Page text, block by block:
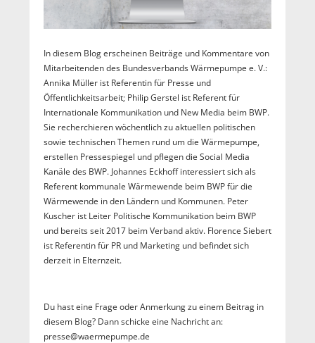
In diesem Blog erscheinen Beiträge und Kommentare von
Mitarbeitenden des Bundesverbands Wärmepumpe e. V.:
Annika Müller ist Referentin für Presse und
Öffentlichkeitsarbeit; Philip Gerstel ist Referent für
Internationale Kommunikation und New Media beim BWP.
Sie recherchieren wöchentlich zu aktuellen politischen
sowie technischen Themen rund um die Wärmepumpe,
erstellen Pressespiegel und pflegen die Social Media
Kanäle des BWP. Johannes Eckhoff interessiert sich als
Referent kommunale Wärmewende beim BWP für die
Wärmewende in den Ländern und Kommunen. Peter
Kuscher ist Leiter Politische Kommunikation beim BWP
und bereits seit 2017 beim Verband aktiv. Florence Siebert
ist Referentin für PR und Marketing und befindet sich
derzeit in Elternzeit.
Du hast eine Frage oder Anmerkung zu einem Beitrag in
diesem Blog? Dann schicke eine Nachricht an:
presse@waermepumpe.de